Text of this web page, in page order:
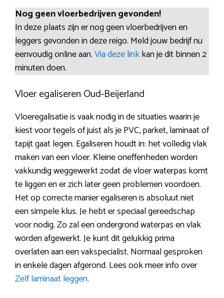
Nog geen vloerbedrijven gevonden!
In deze plaats zijn er nog geen vloerbedrijven en
leggers gevonden in deze reigo. Meld jouw bedrijf nu
eenvoudig online aan.Via deze linkkan je dit binnen 2
minuten doen.
Vloer egaliseren Oud-Beijerland
Vloeregalisatie is vaak nodig in de situaties waarin je
kiest voor tegels of juist als je PVC, parket, laminaat of
tapijt gaat legen. Egaliseren houdt in: het volledig vlak
maken van een vloer. Kleine oneffenheden worden
vakkundig weggewerkt zodat de vloer waterpas komt
te liggen en er zich later geen problemen voordoen.
Het op correcte manier egaliseren is absoluut niet
een simpele klus. Je hebt er speciaal gereedschap
voor nodig. Zo zal een ondergrond waterpas en vlak
worden afgewerkt. Je kunt dit gelukkig prima
overlaten aan een vakspecialist. Normaal gesproken
in enkele dagen afgerond. Lees ook meer info over
Zelf laminaat leggen.